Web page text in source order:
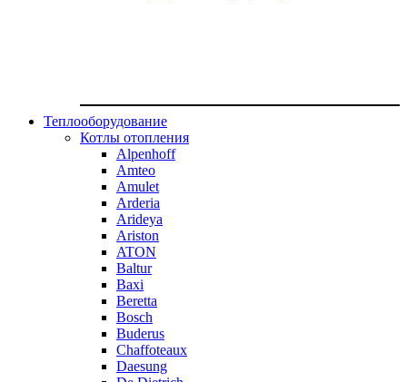
Теплооборудование
Котлы отопления
Alpenhoff
Amteo
Amulet
Arderia
Arideya
Ariston
ATON
Baltur
Baxi
Beretta
Bosch
Buderus
Chaffoteaux
Daesung